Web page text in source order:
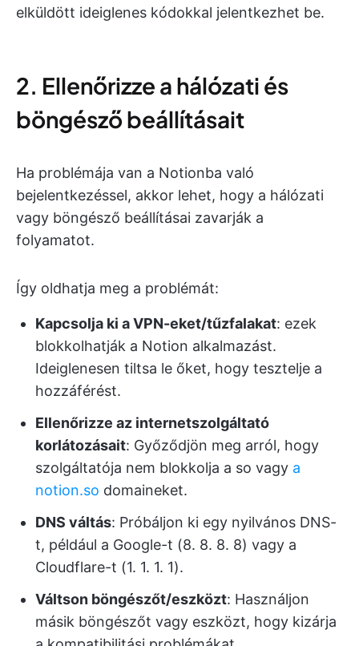
elküldött ideiglenes kódokkal jelentkezhet be.
2. Ellenőrizze a hálózati és
böngésző beállításait
Ha problémája van a Notionba való
bejelentkezéssel, akkor lehet, hogy a hálózati
vagy böngésző beállításai zavarják a
folyamatot.
Így oldhatja meg a problémát:
Kapcsolja ki a VPN-eket/tűzfalakat: ezek
blokkolhatják a Notion alkalmazást.
Ideiglenesen tiltsa le őket, hogy tesztelje a
hozzáférést.
Ellenőrizze az internetszolgáltató
korlátozásait: Győződjön meg arról, hogy
szolgáltatója nem blokkolja a so vagy a
notion.so domaineket.
DNS váltás: Próbáljon ki egy nyilvános DNS-
t, például a Google-t (8. 8. 8. 8) vagy a
Cloudflare-t (1. 1. 1. 1).
Váltson böngészőt/eszközt: Használjon
másik böngészőt vagy eszközt, hogy kizárja